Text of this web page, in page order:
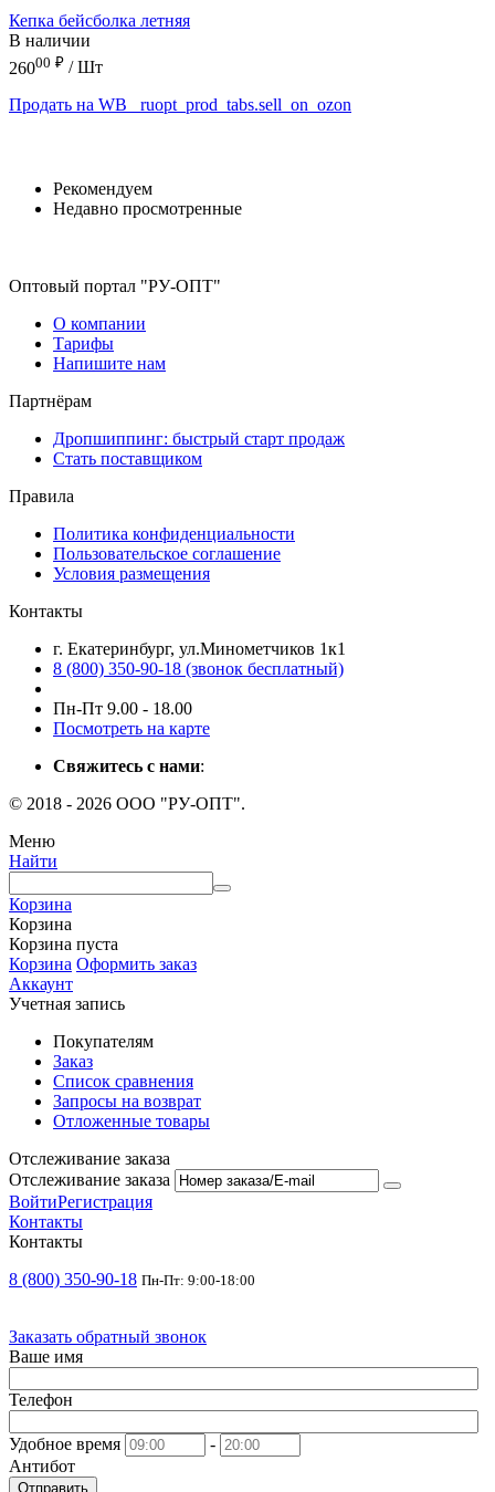
Кепка бейсболка летняя
В наличии
26000 ₽ / Шт
Продать на WB
_ruopt_prod_tabs.sell_on_ozon
Рекомендуем
Недавно просмотренные
Оптовый портал "РУ-ОПТ"
О компании
Тарифы
Напишите нам
Партнёрам
Дропшиппинг: быстрый старт продаж
Стать поставщиком
Правила
Политика конфиденциальности
Пользовательское соглашение
Условия размещения
Контакты
г. Екатеринбург, ул.Минометчиков 1к1
8 (800) 350-90-18 (звонок бесплатный)
Пн-Пт 9.00 - 18.00
Посмотреть на карте
Свяжитесь с нами:
© 2018 - 2026 ООО "РУ-ОПТ".
Меню
Найти
Корзина
Корзина
Корзина пуста
Корзина Оформить заказ
Аккаунт
Учетная запись
Покупателям
Заказ
Список сравнения
Запросы на возврат
Отложенные товары
Отслеживание заказа
Отслеживание заказа
ВойтиРегистрация
Контакты
Контакты
8 (800) 350-90-18 Пн-Пт: 9:00-18:00
Заказать обратный звонок
Ваше имя
Телефон
Удобное время
-
Антибот
Отправить